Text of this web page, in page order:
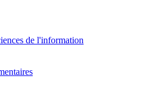
de l'information